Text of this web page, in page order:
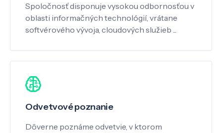
Spoločnosť disponuje vysokou odbornosťou v
oblasti informačných technológií, vrátane
softvérového vývoja, cloudových služieb ...
Odvetvové poznanie
Dôverne poznáme odvetvie, v ktorom